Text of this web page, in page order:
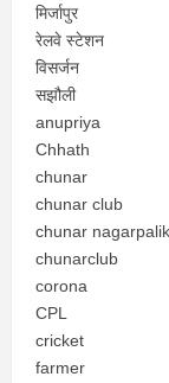
मिर्जापुर
रेलवे स्टेशन
विसर्जन
सझौली
anupriya
Chhath
chunar
chunar club
chunar
chunarclub
corona
CPL
cricket
farmer